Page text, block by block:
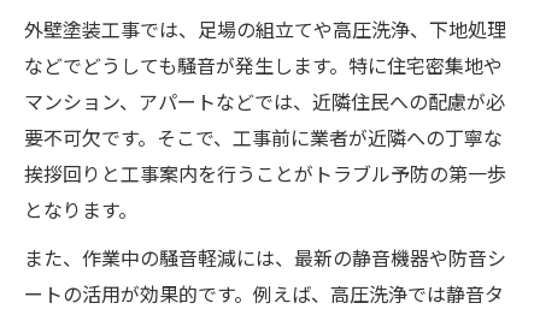
外壁塗装工事では、足場の組立てや高圧洗浄、下地処理
などでどうしても騒音が発生します。特に住宅密集地や
マンション、アパートなどでは、近隣住民への配慮が必
要不可欠です。そこで、工事前に業者が近隣への丁寧な
挨拶回りと工事案内を行うことがトラブル予防の第一歩
となります。
また、作業中の騒音軽減には、最新の静音機器や防音シ
ートの活用が効果的です。例えば、高圧洗浄では静音タ